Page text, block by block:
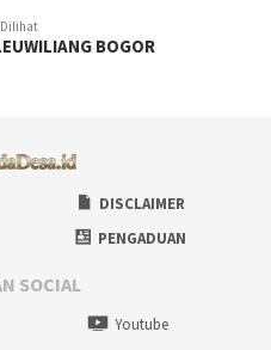
Dilihat
BOGOR
DISCLAIMER
PENGADUAN
SOCIAL
Youtube